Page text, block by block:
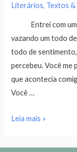
Literários, Textos &
Entrei com um
vazando um todo
todo de
percebeu. Você me
que acontecia
Você …
Leia mais »